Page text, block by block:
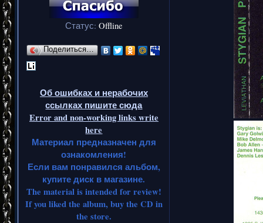
Статус: Offline
Поделиться…
Об ошибках и нерабочих
ссылках пишите сюда
Error and non-working links write
here
Материал предназначен для
ознакомления!
Если вам понравился альбом,
купите диск в магазине.
The material is intended for review!
If you liked the album, buy the CD in
the store.